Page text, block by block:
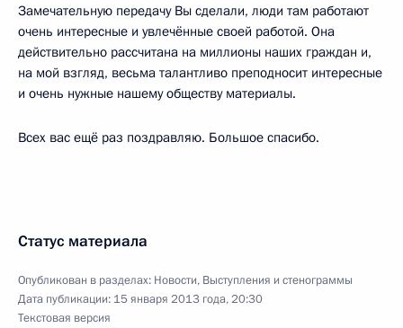
Замечательную передачу Вы сделали, люди там работают
очень интересные и увлечённые своей работой. Она
действительно рассчитана на миллионы наших граждан и,
на мой взгляд, весьма талантливо преподносит интересные
и очень нужные нашему обществу материалы.
Всех вас ещё раз поздравляю. Большое спасибо.
Статус материала
Опубликован в разделах: Новости, Выступления и стенограммы
Дата публикации: 15 января 2013 года, 20:30
Текстовая версия